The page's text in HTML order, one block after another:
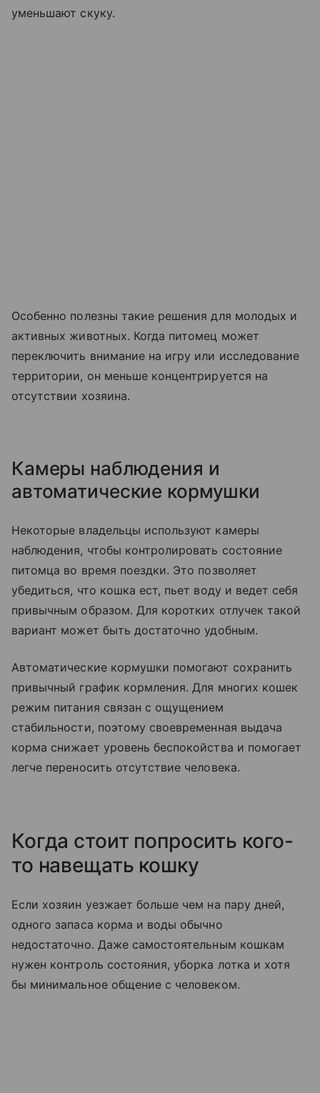
уменьшают скуку.
Особенно полезны такие решения для молодых и
активных животных. Когда питомец может
переключить внимание на игру или исследование
территории, он меньше концентрируется на
отсутствии хозяина.
Камеры наблюдения и
автоматические кормушки
Некоторые владельцы используют камеры
наблюдения, чтобы контролировать состояние
питомца во время поездки. Это позволяет
убедиться, что кошка ест, пьет воду и ведет себя
привычным образом. Для коротких отлучек такой
вариант может быть достаточно удобным.
Автоматические кормушки помогают сохранить
привычный график кормления. Для многих кошек
режим питания связан с ощущением
стабильности, поэтому своевременная выдача
корма снижает уровень беспокойства и помогает
легче переносить отсутствие человека.
Когда стоит попросить кого-
то навещать кошку
Если хозяин уезжает больше чем на пару дней,
одного запаса корма и воды обычно
недостаточно. Даже самостоятельным кошкам
нужен контроль состояния, уборка лотка и хотя
бы минимальное общение с человеком.